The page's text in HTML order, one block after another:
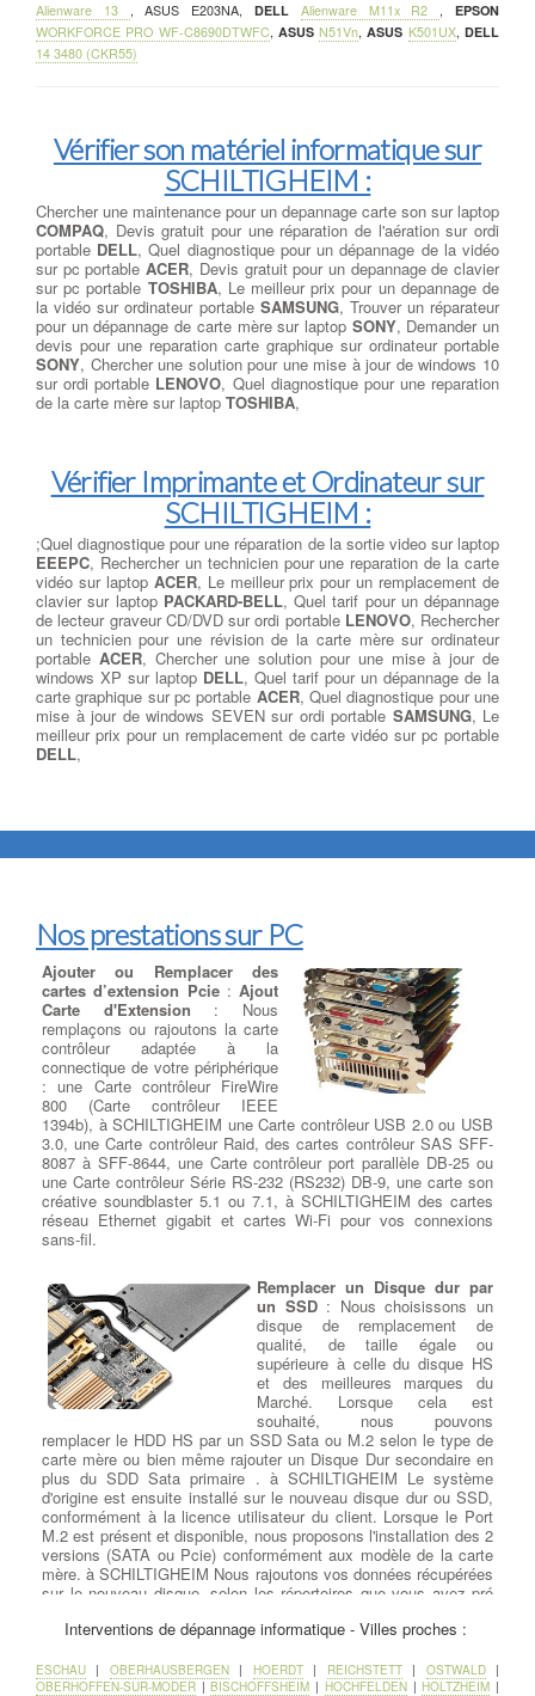
Alienware 13 ,ASUS E203NA,DELL Alienware M11x R2 ,EPSON
WORKFORCE PRO WF-C8690DTWFC, ASUS N51Vn,ASUS K501UX,DELL
14 3480 (CKR55)
Vérifier son matériel informatique sur
SCHILTIGHEIM :
Chercher une maintenance pour un depannage carte son sur laptop
COMPAQ, Devis gratuit pour une réparation de l'aération sur ordi
portable DELL, Quel diagnostique pour un dépannage de la vidéo
sur pc portableACER, Devis gratuit pour un depannage de clavier
sur pc portable TOSHIBA, Le meilleur prix pour un depannage de
la vidéo sur ordinateur portable SAMSUNG, Trouver un réparateur
pour un dépannage de carte mère sur laptop SONY, Demander un
devis pour une reparation carte graphique sur ordinateur portable
SONY, Chercher une solution pour une mise à jour de windows 10
sur ordi portable LENOVO, Quel diagnostique pour une reparation
de la carte mère sur laptop TOSHIBA,
Vérifier Imprimante et Ordinateur sur
SCHILTIGHEIM :
;Quel diagnostique pour une réparation de la sortie video sur laptop
EEEPC, Rechercher un technicien pour une reparation de la carte
vidéo sur laptop ACER, Le meilleur prix pour un remplacement de
clavier sur laptop PACKARD-BELL, Quel tarif pour un dépannage
de lecteur graveur CD/DVD sur ordi portable LENOVO, Rechercher
un technicien pour une révision de la carte mère sur ordinateur
portable ACER, Chercher une solution pour une mise à jour de
windows XP sur laptop DELL, Quel tarif pour un dépannage de la
carte graphique sur pc portable ACER, Quel diagnostique pour une
mise à jour de windows SEVEN sur ordi portable SAMSUNG, Le
meilleur prix pour un remplacement de carte vidéo sur pc portable
DELL,
Nos prestations sur PC
Ajouter ou Remplacer des
cartes d’extension Pcie: Ajout
Carte d'Extension : Nous
remplaçons ou rajoutons la carte
contrôleur adaptée à la
connectique de votre périphérique
: une Carte contrôleur FireWire
800 (Carte contrôleur IEEE
1394b), à SCHILTIGHEIM une Carte contrôleur USB 2.0 ou USB
3.0, une Carte contrôleur Raid, des cartes contrôleur SAS SFF-
8087 à SFF-8644, une Carte contrôleur port parallèle DB-25 ou
une Carte contrôleur Série RS-232 (RS232) DB-9, une carte son
créative soundblaster 5.1 ou 7.1, à SCHILTIGHEIM des cartes
réseau Ethernet gigabit et cartes Wi-Fi pour vos connexions
sans-fil.
Remplacer un Disque dur par
un SSD: Nous choisissons un
disque de remplacement de
qualité, de taille égale ou
supérieure à celle du disque HS
et des meilleures marques du
Marché. Lorsque cela est
souhaité, nous pouvons
remplacer le HDD HS par un SSD Sata ou M.2 selon le type de
carte mère ou bien même rajouter un Disque Dur secondaire en
plus du SDD Sata primaire . à SCHILTIGHEIM Le système
d'origine est ensuite installé sur le nouveau disque dur ou SSD,
conformément à la licence utilisateur du client. Lorsque le Port
M.2 est présent et disponible, nous proposons l'installation des 2
versions (SATA ou Pcie) conformément aux modèle de la carte
mère. à SCHILTIGHEIM Nous rajoutons vos données récupérées
sur le nouveau disque, selon les répertoires que vous avez pré
Suppression de virus et logiciels
Interventions de dépannage informatique - Villes proches :
ESCHAU | OBERHAUSBERGEN| HOERDT| REICHSTETT| OSTWALD|
OBERHOFFEN-SUR-MODER |BISCHOFFSHEIM | HOCHFELDEN| HOLTZHEIM |